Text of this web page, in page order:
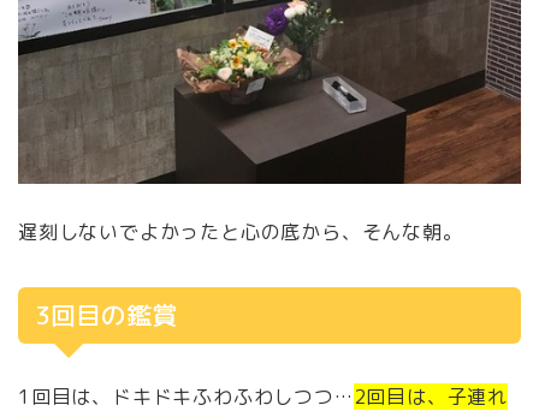
遅刻しないでよかったと心の底から、そんな朝。
3回目の鑑賞
1回目は、ドキドキふわふわしつつ…2回目は、子連れ